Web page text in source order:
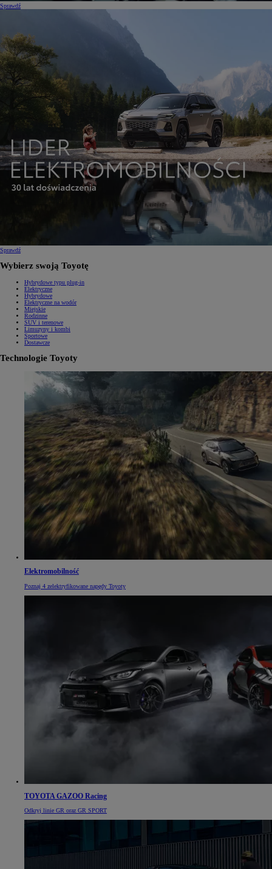
Sprawdź
Sprawdź
Wybierz swoją Toyotę
Hybrydowe typu plug-in
Elektryczne
Hybrydowe
Elektryczne na wodór
Miejskie
Rodzinne
SUV i terenowe
Limuzyny i kombi
Sportowe
Dostawcze
Technologie Toyoty
Elektromobilność
Poznaj 4 zelektryfikowane napędy Toyoty
TOYOTA GAZOO Racing
Odkryj linie GR oraz GR SPORT